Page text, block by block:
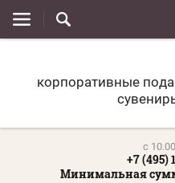
корпоративные
c
+7 (495)
Минимальная